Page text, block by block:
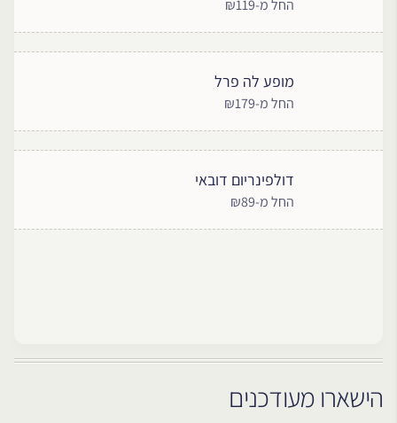
החל מ-₪119
מופע לה פרל
החל מ-₪179
דולפינריום דובאי
החל מ-₪89
הישארו מעודכנים